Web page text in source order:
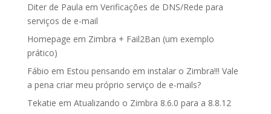
Diter de Paula em Verificações de DNS/Rede para
serviços de e-mail
Homepage em Zimbra + Fail2Ban (um exemplo
prático)
Fábio em Estou pensando em instalar o Zimbra!!! Vale
a pena criar meu próprio serviço de e-mails?
Tekatie em Atualizando o Zimbra 8.6.0 para a 8.8.12